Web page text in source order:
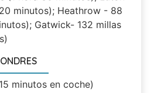
minutos); Heathrow - 88
Gatwick- 132 millas
minutos en coche)